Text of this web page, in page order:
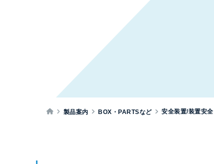
製品案内 BOX・PARTSなど 安全装置/装置安